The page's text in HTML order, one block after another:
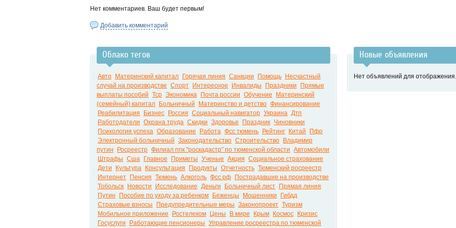
Нет комментариев. Ваш будет первым!
Добавить комментарий
Облако тегов
Авто Материнский капитал Горячая линия Санкции Помощь
Несчастный
случай на производстве Спорт Интересное Инвалиды Праздники
Прямые
выплаты пособий Тср Экономика Почта россии Обучение
Материнский
(семейный) капитал
Больничный Материнство и детство Финансирование
Реабилитация
Бизнес Россия Социальный навигатор Украина Дтп
Работодатели Охрана труда Скидки Здоровье Праздник Чиновники
Психология успеха Образование Работа Фсс тюмень Рейтинг Китай
Пфр
Электронный больничный Законодательство Строительство
Владимир
путин
Росреестр Филиал ппк "роскадастр" по тюменской области Автомобили
Штрафы Сша Главное Приметы Ученые Акция Социальное страхование
Дети
Культура Консультация Продукты Отчетность Тюменский росреестр
Интернет
Пенсия Тюмень Алкоголь Фсс рф
Пострадавшие на производстве
Тобольск
Новости Исследование Деньги Больничный лист
Прямая линия
Путин
Пособие по уходу за ребенком Беженцы Мошенники
Гибдд
Страховые взносы
Предупредительные меры Законопроект Туризм
Мобильное приложение
Ростелеком Цены В мире Крым Космос
Кризис
Госуслуги
Работающие пенсионеры Управление росреестра по тюменской
Новые объявления
Нет объявлений для отображения.